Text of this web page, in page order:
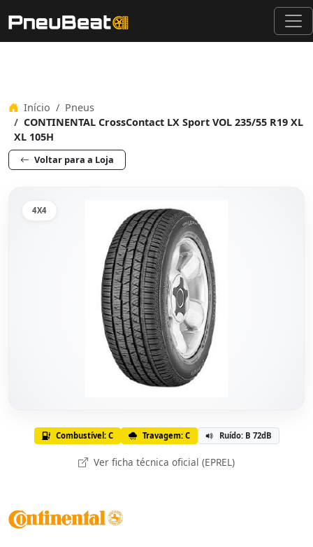
Início
Pneus
CONTINENTAL CrossContact LX Sport VOL 235/55 R19 XL
XL 105H
Voltar para a Loja
4X4
Combustível: C Travagem: C Ruído: B 72dB
Ver ficha técnica oficial (EPREL)